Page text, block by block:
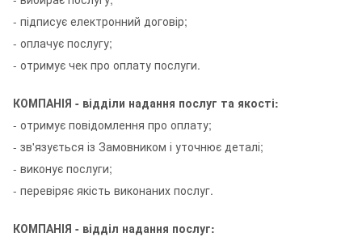
- підписує електронний договір;
- оплачує послугу;
- отримує чек про оплату послуги.
КОМПАНІЯ - відділи надання послуг та якості:
- отримує повідомлення про оплату;
- зв'язується із Замовником і уточнює деталі;
- виконує послуги;
- перевіряє якість виконаних послуг.
КОМПАНІЯ - відділ надання послуг: